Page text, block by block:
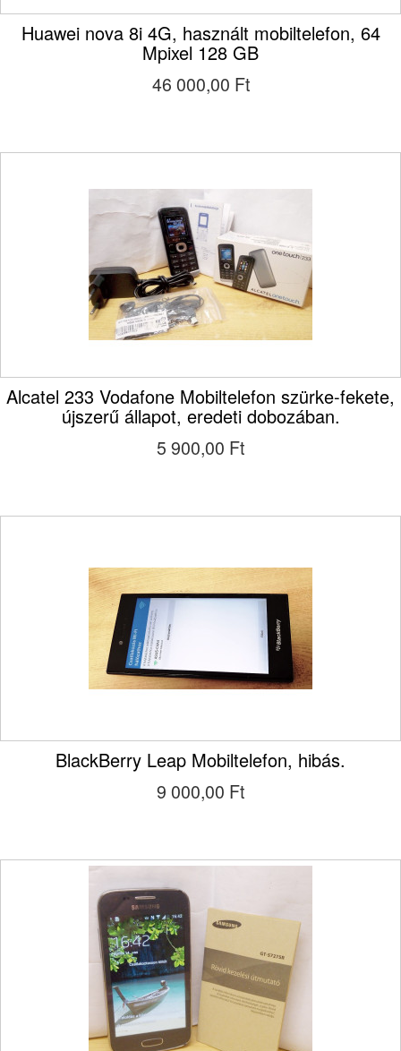
Huawei nova 8i 4G, használt mobiltelefon, 64
Mpixel 128 GB
46 000,00 Ft‎
Alcatel 233 Vodafone Mobiltelefon szürke-fekete,
újszerű állapot, eredeti dobozában.
5 900,00 Ft‎
BlackBerry Leap Mobiltelefon, hibás.
9 000,00 Ft‎